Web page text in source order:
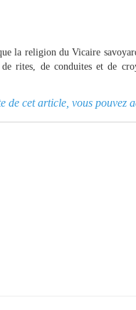
la religion du Vicaire
de rites, de conduites et de
de cet article, vous pouvez